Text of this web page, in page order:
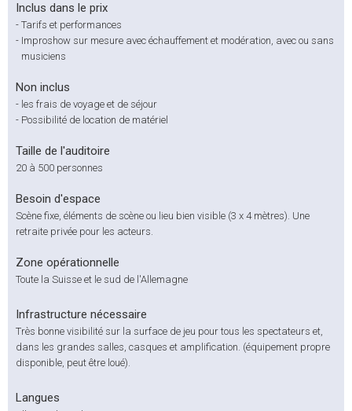
Inclus dans le prix
- Tarifs et performances
- Improshow sur mesure avec échauffement et modération, avec ou sans
musiciens
Non inclus
- les frais de voyage et de séjour
- Possibilité de location de matériel
Taille de l'auditoire
20 à 500 personnes
Besoin d'espace
Scène fixe, éléments de scène ou lieu bien visible (3 x 4 mètres). Une
retraite privée pour les acteurs.
Zone opérationnelle
Toute la Suisse et le sud de l'Allemagne
Infrastructure nécessaire
Très bonne visibilité sur la surface de jeu pour tous les spectateurs et,
dans les grandes salles, casques et amplification. (équipement propre
disponible, peut être loué).
Langues